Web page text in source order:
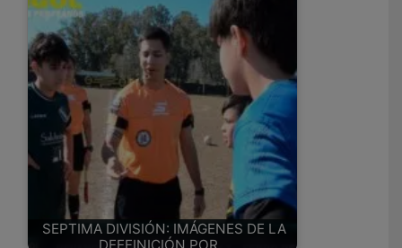
SEPTIMA DIVISIÓN: IMÁGENES DE LA
DEEFINICIÓN POR…